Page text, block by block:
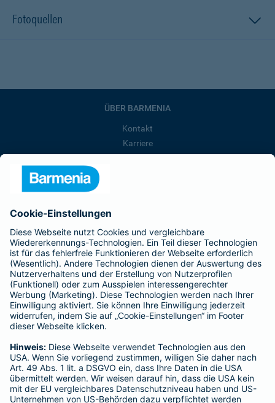
Fotoquellen
ÜBER BARMENIA
Kontakt
Karriere
Barmenia ist Teil der BarmeniaGothaer
BELIEBTE SEITEN
Kranken-Zusatzversicherung
Tierversicherungen
Haftpflichtversicherung
Hausratversicherung
Adresse ändern
Schaden melden
Kilometerstandsmeldung
Serviceübersicht